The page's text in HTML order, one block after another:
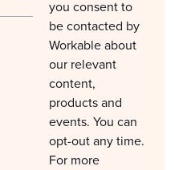
you consent to
be contacted by
Workable about
our relevant
content,
products and
events. You can
opt-out any time.
For more